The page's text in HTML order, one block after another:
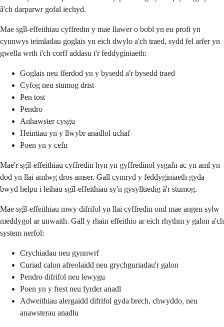
â'ch darparwr gofal iechyd.
Mae sgîl-effeithiau cyffredin y mae llawer o bobl yn eu profi yn
cynnwys teimladau goglais yn eich dwylo a'ch traed, sydd fel arfer yn
gwella wrth i'ch corff addasu i'r feddyginiaeth:
Goglais neu fferdod yn y bysedd a'r bysedd traed
Cyfog neu stumog drist
Pen tost
Pendro
Anhawster cysgu
Heintiau yn y llwybr anadlol uchaf
Poen yn y cefn
Mae'r sgîl-effeithiau cyffredin hyn yn gyffredinol ysgafn ac yn aml yn
dod yn llai amlwg dros amser. Gall cymryd y feddyginiaeth gyda
bwyd helpu i leihau sgîl-effeithiau sy'n gysylltiedig â'r stumog.
Mae sgîl-effeithiau mwy difrifol yn llai cyffredin ond mae angen sylw
meddygol ar unwaith. Gall y rhain effeithio ar eich rhythm y galon a'ch
system nerfol:
Crychiadau neu gynnwrf
Curiad calon afreolaidd neu grychguriadau'r galon
Pendro difrifol neu lewygu
Poen yn y frest neu fyrder anadl
Adweithiau alergaidd difrifol gyda brech, chwyddo, neu
anawsterau anadlu